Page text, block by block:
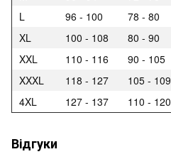
L
96 - 100 78 - 80
XL
100 - 108 80 - 90
XXL
110 - 116 90 - 105
XXXL
118 - 127 105 - 109
4XL
127 - 137 110 - 120
Відгуки